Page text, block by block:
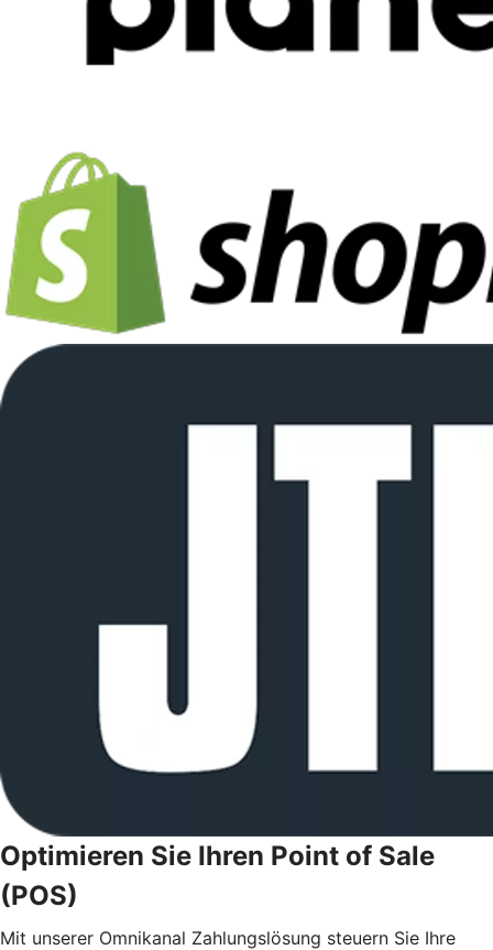
Optimieren Sie Ihren Point of Sale
(POS)
Mit unserer Omnikanal Zahlungslösung steuern Sie Ihre